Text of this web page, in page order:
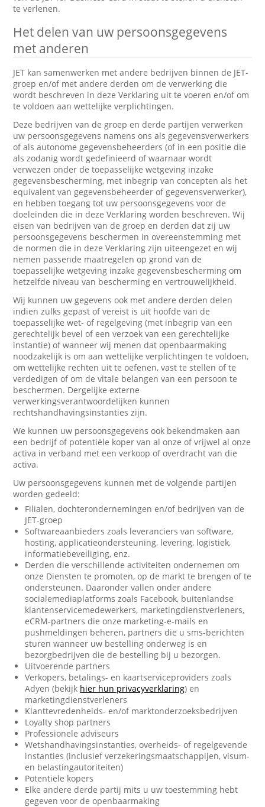
te verlenen.
Het delen van uw persoonsgegevens
met anderen
JET kan samenwerken met andere bedrijven binnen de JET-
groep en/of met andere derden om de verwerking die
wordt beschreven in deze Verklaring uit te voeren en/of om
te voldoen aan wettelijke verplichtingen.
Deze bedrijven van de groep en derde partijen verwerken
uw persoonsgegevens namens ons als gegevensverwerkers
of als autonome gegevensbeheerders (of in een positie die
als zodanig wordt gedefinieerd of waarnaar wordt
verwezen onder de toepasselijke wetgeving inzake
gegevensbescherming, met inbegrip van concepten als het
equivalent van gegevensbeheerder of gegevensverwerker),
en hebben toegang tot uw persoonsgegevens voor de
doeleinden die in deze Verklaring worden beschreven. Wij
eisen van bedrijven van de groep en derden dat zij uw
persoonsgegevens beschermen in overeenstemming met
de normen die in deze Verklaring zijn uiteengezet en wij
nemen passende maatregelen op grond van de
toepasselijke wetgeving inzake gegevensbescherming om
hetzelfde niveau van bescherming en vertrouwelijkheid.
Wij kunnen uw gegevens ook met andere derden delen
indien zulks gepast of vereist is uit hoofde van de
toepasselijke wet- of regelgeving (met inbegrip van een
gerechtelijk bevel of een verzoek van een gerechtelijke
instantie) of wanneer wij menen dat openbaarmaking
noodzakelijk is om aan wettelijke verplichtingen te voldoen,
om wettelijke rechten uit te oefenen, vast te stellen of te
verdedigen of om de vitale belangen van een persoon te
beschermen. Dergelijke externe
verwerkingsverantwoordelijken kunnen
rechtshandhavingsinstanties zijn.
We kunnen uw persoonsgegevens ook bekendmaken aan
een bedrijf of potentiële koper van al onze of vrijwel al onze
activa in verband met een verkoop of overdracht van die
activa.
Uw persoonsgegevens kunnen met de volgende partijen
worden gedeeld:
Filialen, dochterondernemingen en/of bedrijven van de
JET-groep
Softwareaanbieders zoals leveranciers van software,
hosting, applicatieondersteuning, levering, logistiek,
informatiebeveiliging, enz.
Derden die verschillende activiteiten ondernemen om
onze Diensten te promoten, op de markt te brengen of te
ondersteunen. Daaronder vallen onder andere
socialemediaplatforms zoals Facebook, buitenlandse
klantenservicemedewerkers, marketingdienstverleners,
eCRM-partners die onze marketing-e-mails en
pushmeldingen beheren, partners die u sms-berichten
sturen wanneer uw bestelling onderweg is en
bezorgbedrijven die de bestelling bij u bezorgen.
Uitvoerende partners
Verkopers, betalings- en kaartserviceproviders zoals
Adyen (bekijk hier hun privacyverklaring) en
marketingdienstverleners
Klanttevredenheids- en/of marktonderzoeksbedrijven
Loyalty shop partners
Professionele adviseurs
Wetshandhavingsinstanties, overheids- of regelgevende
instanties (inclusief verzekeringsmaatschappijen, visum-
en belastingautoriteiten)
Potentiële kopers
Elke andere derde partij mits u uw toestemming hebt
gegeven voor de openbaarmaking